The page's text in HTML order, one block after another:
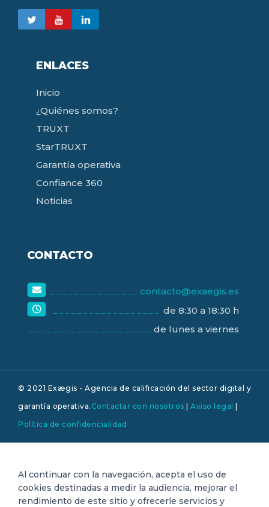
ENLACES
Inicio
¿Quiénes somos?
TRUXT
StarTRUXT
Garantía operativa
Confiance 360
Noticias
CONTACTO
contacto@exaegis.es
de 8:30 a 18:30 h
de lunes a viernes
© 2021 Exægis - Agencia de calificación del sector digital y
garantía operativa. Contactar con nosotros | Aviso legal |
Política de confidencialidad
Al continuar con la navegación, acepta el uso de
cookies destinadas a medir la audiencia, mejorar el
rendimiento de este sitio y ofrecerle servicios y